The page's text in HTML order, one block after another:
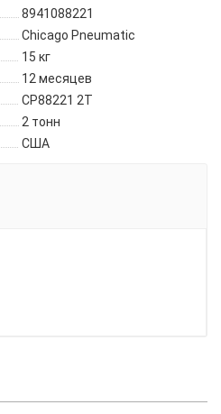
8941088221
Chicago Pneumatic
15 кг
12 месяцев
CP88221 2T
2 тонн
США